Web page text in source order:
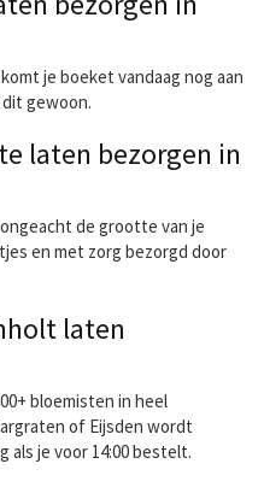
je boeket vandaag nog aan
gewoon.
laten bezorgen in
de grootte van je
en met zorg bezorgd door
laten
bloemisten in heel
of Eijsden wordt
als je voor 14:00 bestelt.